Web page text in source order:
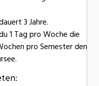
3 Jahre.
1 Tag pro Woche die
pro Semester den